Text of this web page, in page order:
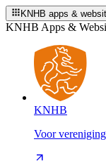
KNHB apps &
KNHB Apps &
KNHB
Voor